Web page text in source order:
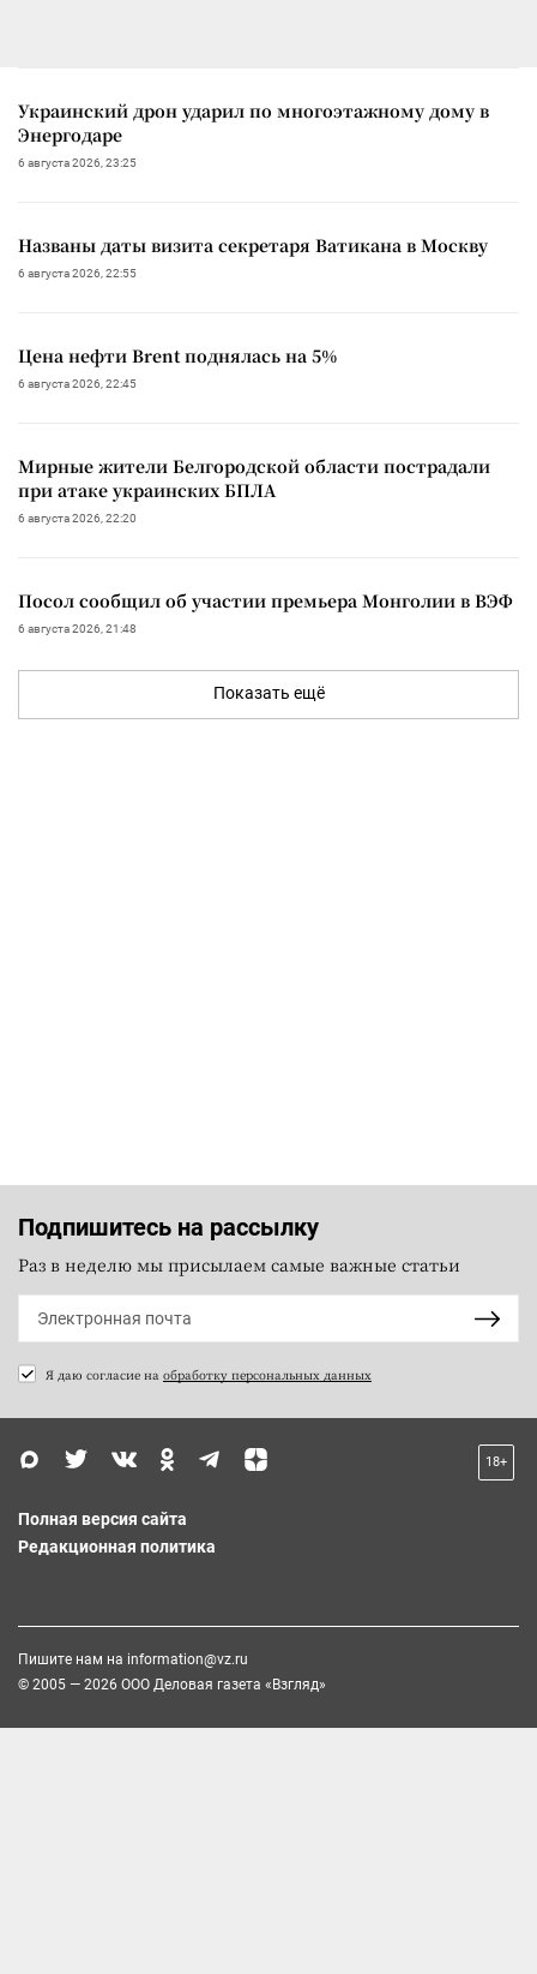
Украинский дрон ударил по многоэтажному дому в
Энергодаре
6 августа 2026, 23:25
Названы даты визита секретаря Ватикана в Москву
6 августа 2026, 22:55
Цена нефти Brent поднялась на 5%
6 августа 2026, 22:45
Мирные жители Белгородской области пострадали
при атаке украинских БПЛА
6 августа 2026, 22:20
Посол сообщил об участии премьера Монголии в ВЭФ
6 августа 2026, 21:48
Показать ещё
Подпишитесь на рассылку
Раз в неделю мы присылаем самые важные статьи
Я даю согласие на обработку персональных данных
18+
Полная версия сайта
Редакционная политика
Пишите нам на information@vz.ru
© 2005 — 2026 ООО Деловая газета «Взгляд»